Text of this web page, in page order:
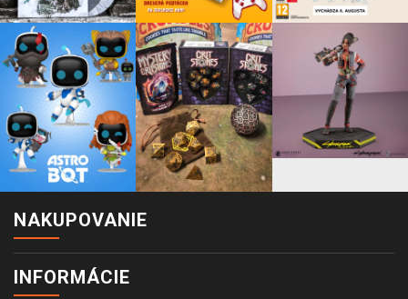
NAKUPOVANIE
INFORMÁCIE